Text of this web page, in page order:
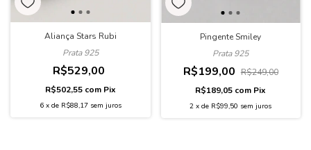
Aliança Stars Rubi
Prata 925
R$529,00
R$502,55 com Pix
6 x de R$88,17 sem juros
Pingente Smiley
Prata 925
R$199,00 R$249,00
R$189,05 com Pix
2 xde R$99,50 sem juros